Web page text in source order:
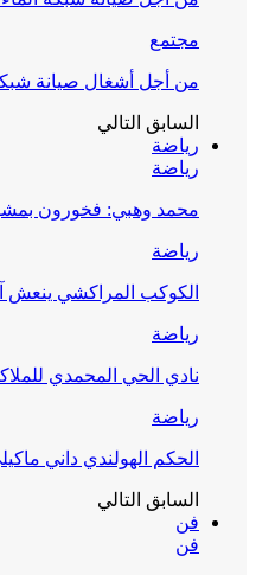
مجتمع
من أجل أشغال صيانة
السابق التالي
رياضة
رياضة
محمد وهبي: فخورون
رياضة
الكوكب المراكشي ينعش
رياضة
نادي الحي المحمدي
رياضة
الحكم الهولندي داني
السابق التالي
فن
فن